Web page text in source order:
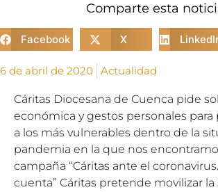
Comparte esta
Facebook X
6 de abril de 2020 Actualidad
Cáritas Diocesana de Cuenca pide
económica y gestos personales para
a los más vulnerables dentro de la
pandemia en la que nos
campaña “Cáritas ante el
cuenta” Cáritas pretende movilizar